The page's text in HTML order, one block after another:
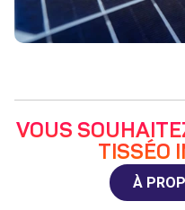
VOUS
TISSÉO
À